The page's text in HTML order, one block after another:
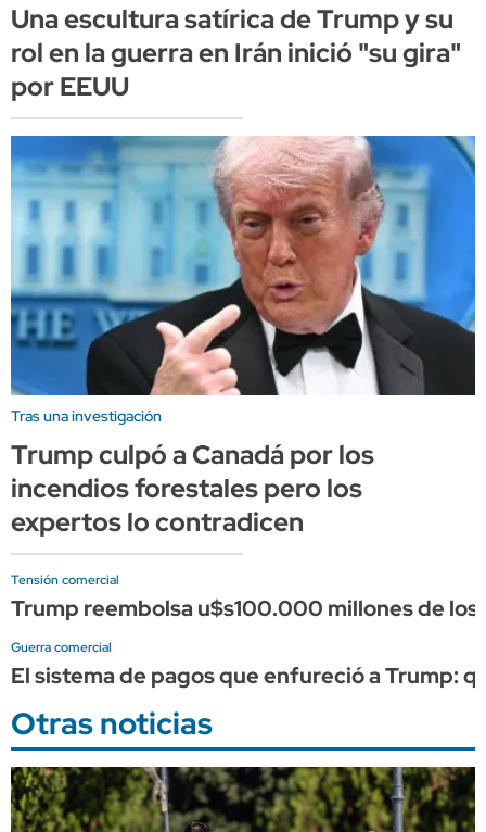
Una escultura satírica de Trump y su
rol en la guerra en Irán inició "su gira"
por EEUU
Tras una investigación
Trump culpó a Canadá por los
incendios forestales pero los
expertos lo contradicen
Tensión comercial
Trump reembolsa u$s100.000 millones de los
Guerra comercial
El sistema de pagos que enfureció a Trump:
Otras noticias